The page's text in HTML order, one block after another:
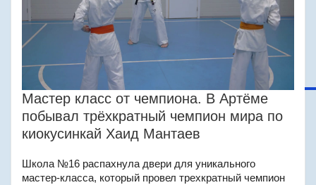
Мастер класс от чемпиона. В Артёме
побывал трёхкратный чемпион мира по
киокусинкай Хаид Мантаев
Школа №16 распахнула двери для уникального
мастер-класса, который провел трехкратный чемпион